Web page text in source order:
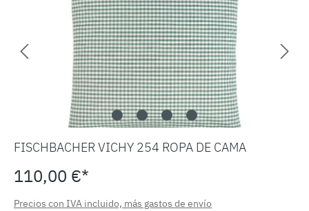
FISCHBACHER VICHY 254 ROPA DE CAMA
110,00 €*
Precios con IVA incluido, más gastos de envío